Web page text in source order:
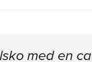
med en